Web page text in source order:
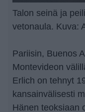
Talon seinä ja
vetonaula. Kuva:
Pariisin, Buenos
Montevideon
Erlich on tehnyt
kansainvälisesti
Hänen teoksiaan